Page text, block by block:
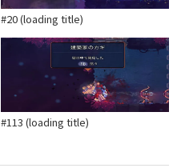
#20 (loading title)
#113 (loading title)